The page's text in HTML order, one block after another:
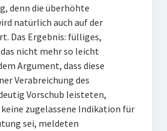
denn die überhöhte
natürlich auch auf der
Das Ergebnis: fülliges,
nicht mehr so leicht
Argument, dass diese
Verabreichung des
Vorschub leisteten,
zugelassene Indikation für
sei, meldeten